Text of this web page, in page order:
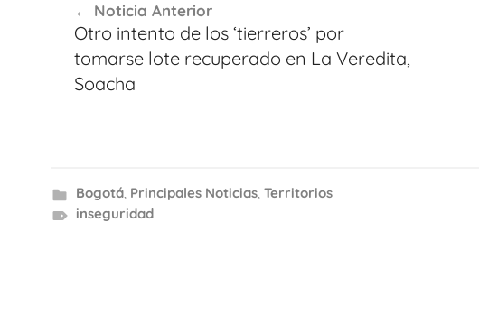
de
entradas
Noticia Anterior
Otro intento de los ‘tierreros’ por
tomarse lote recuperado en La Veredita,
Soacha
Bogotá, Principales Noticias, Territorios
inseguridad